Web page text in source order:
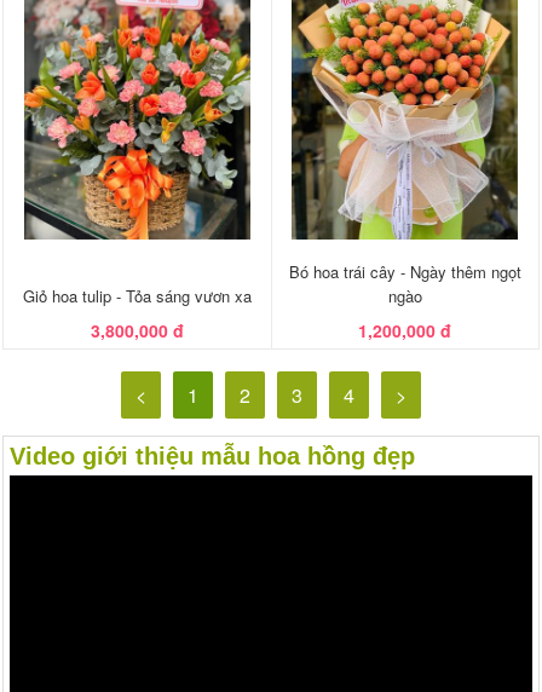
Giỏ hoa tulip - Tỏa sáng vươn xa
3,800,000 đ
Bó hoa trái cây - Ngày thêm ngọt
ngào
1,200,000 đ
< 1 2 3 4 >
Video giới thiệu mẫu hoa hồng đẹp